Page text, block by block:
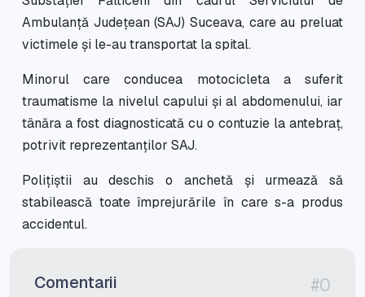
Ambulanță Județean (SAJ) Suceava, care au preluat
victimele și le-au transportat la spital.
Minorul care conducea motocicleta a suferit
traumatisme la nivelul capului și al abdomenului, iar
tânăra a fost diagnosticată cu o contuzie la antebraț,
potrivit reprezentanților SAJ.
Polițiștii au deschis o anchetă și urmează să
stabilească toate împrejurările în care s-a produs
accidentul.
Comentarii #0